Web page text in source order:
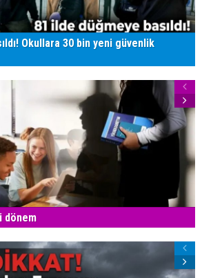
Okullara 30 bin yeni güvenlik
dönem